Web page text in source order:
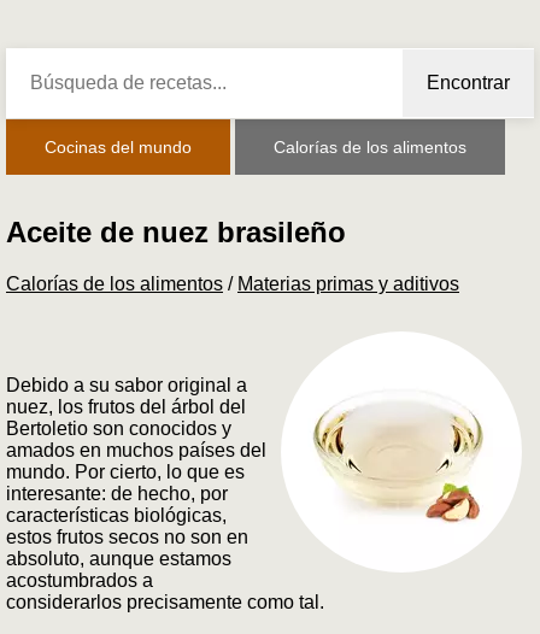
Encontrar
Cocinas del mundo Calorías de los alimentos
Aceite de nuez brasileño
Calorías de los alimentos / Materias primas y aditivos
Debido a su sabor original a
nuez, los frutos del árbol del
Bertoletio son conocidos y
amados en muchos países del
mundo. Por cierto, lo que es
interesante: de hecho, por
características biológicas,
estos frutos secos no son en
absoluto, aunque estamos
acostumbrados a
considerarlos precisamente como tal.